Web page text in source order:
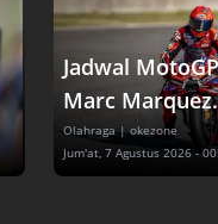
Jadwal
Marc
Olahraga | okezone
Jum'at, 7 Agustus 2026 -